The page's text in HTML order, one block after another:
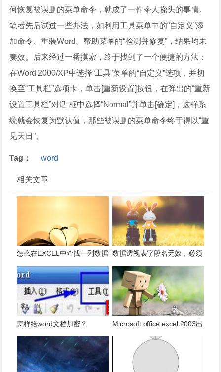
何恢复被误删的菜单命令，就成了一件令人挠头的事情。
笔者先后试过一些办法，如利用工具菜单中的“自定义”添
加命令、重装Word、帮助菜单的“检测并修复”，结果均未
奏效。后来经过一番摸索，终于找到了一个便捷的方法：
在Word 2000/XP中选择“工具”菜单的“自定义”选项，并切
换至“工具栏”选项卡，单击[重新设置]按钮，在弹出的“重新
设置工具栏”对话 框中选择“Normal”并单击[确定]，这样系
统就会恢复为默认值，那些被误删的菜单命令终于得以“重
见天日”。
Tag： word
相关文章
怎么在EXCEL中查找一列数据
有多少是重复的？
数据透视表字段名无效，必须
使用组合为带有标志列列表的
数据。
怎样给word文档加密？
Microsoft office excel 2003出
现发送错误报告怎么办？